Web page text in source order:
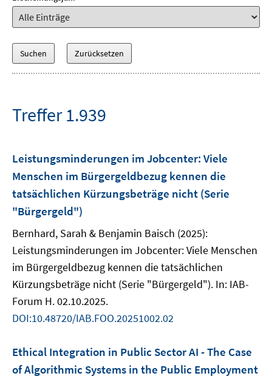
Treffer 1.939
Leistungsminderungen im Jobcenter: Viele
Menschen im Bürgergeldbezug kennen die
tatsächlichen Kürzungsbeträge nicht (Serie
"Bürgergeld")
Bernhard, Sarah & Benjamin Baisch (2025):
Leistungsminderungen im Jobcenter: Viele Menschen
im Bürgergeldbezug kennen die tatsächlichen
Kürzungsbeträge nicht (Serie "Bürgergeld"). In: IAB-
Forum H. 02.10.2025.
DOI:10.48720/IAB.FOO.20251002.02
Ethical Integration in Public Sector AI - The Case
of Algorithmic Systems in the Public Employment